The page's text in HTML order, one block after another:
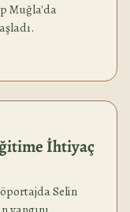
Muğla'da
İhtiyaç
Selin